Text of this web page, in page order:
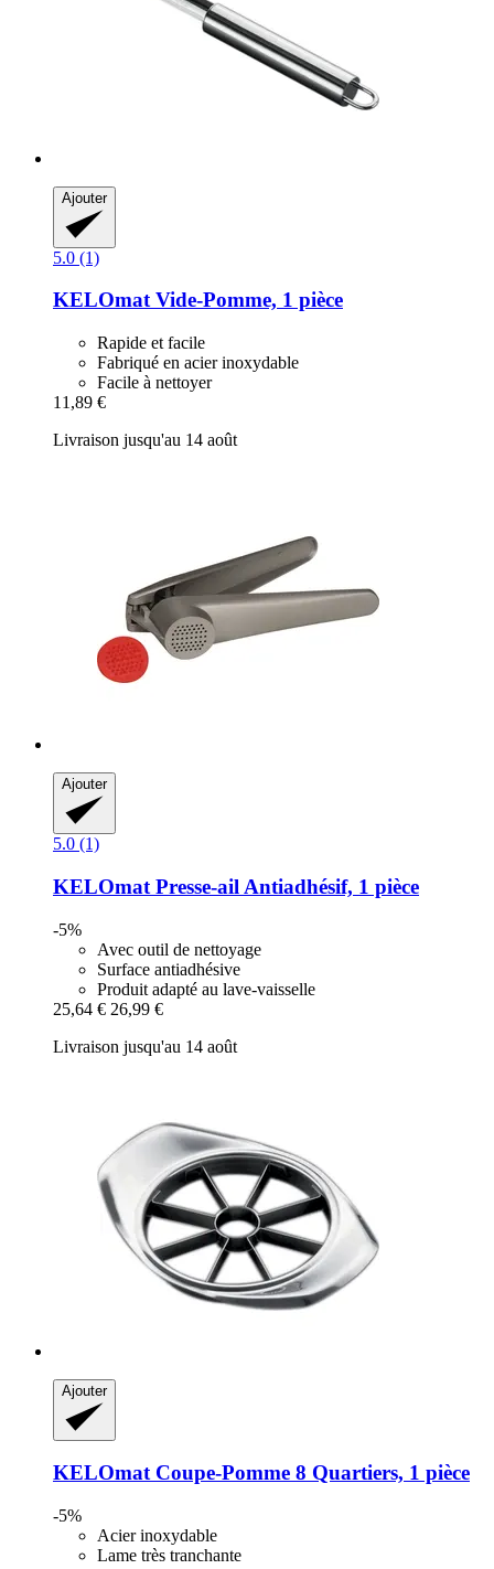
Ajouter
5.0 (1)
KELOmatVide-​Pomme, 1 pièce
Rapide et facile
Fabriqué en acier inoxydable
Facile à nettoyer
11,89 €
Livraison jusqu'au 14 août
Ajouter
5.0 (1)
KELOmat Presse-​ail Antiadhésif, 1 pièce
-5%
Avec outil de nettoyage
Surface antiadhésive
Produit adapté au lave-vaisselle
25,64 € 26,99 €
Livraison jusqu'au 14 août
Ajouter
KELOmatCoupe-​Pomme 8 Quartiers, 1 pièce
-5%
Acier inoxydable
Lame très tranchante